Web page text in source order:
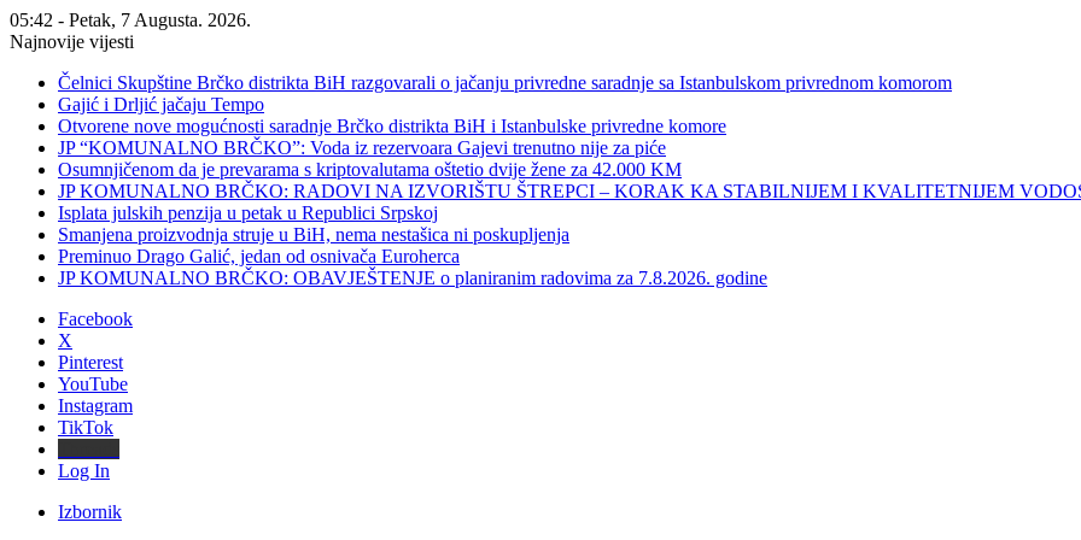
05:42 - Petak, 7 Augusta. 2026.
Najnovije vijesti
Čelnici Skupštine Brčko distrikta BiH razgovarali o jačanju privredne saradnje sa Istanbulskom privrednom komorom
Gajić i Drljić jačaju Tempo
Otvorene nove mogućnosti saradnje Brčko distrikta BiH i Istanbulske privredne komore
JP “KOMUNALNO BRČKO”: Voda iz rezervoara Gajevi trenutno nije za piće
Osumnjičenom da je prevarama s kriptovalutama oštetio dvije žene za 42.000 KM
JP KOMUNALNO BRČKO: RADOVI NA IZVORIŠTU ŠTREPCI – KORAK KA STABILNIJEM I KVALITETNIJEM
Isplata julskih penzija u petak u Republici Srpskoj
Smanjena proizvodnja struje u BiH, nema nestašica ni poskupljenja
Preminuo Drago Galić, jedan od osnivača Euroherca
JP KOMUNALNO BRČKO: OBAVJEŠTENJE o planiranim radovima za 7.8.2026. godine
Facebook
X
Pinterest
YouTube
Instagram
TikTok
Log In
Izbornik